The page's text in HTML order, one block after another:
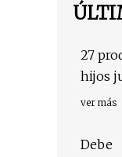
27
hijos
ver más
Debe